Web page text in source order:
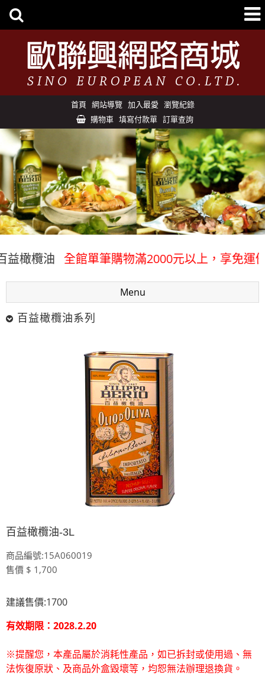
首頁 網站導覽 加入最愛 瀏覽紀錄
購物車 填寫付款單 訂單查詢
欖油 全館單筆購物滿2000元以上，享免運優惠
Menu
百益橄欖油系列
百益橄欖油-3L
商品編號:15A060019
售價 $ 1,700
建議售價:1700
有效期限：2028.2.20
※提醒您，本產品屬於消耗性產品，如已拆封或使用過、無
法恢復原狀、及商品外盒毀壞等，均恕無法辦理退換貨。